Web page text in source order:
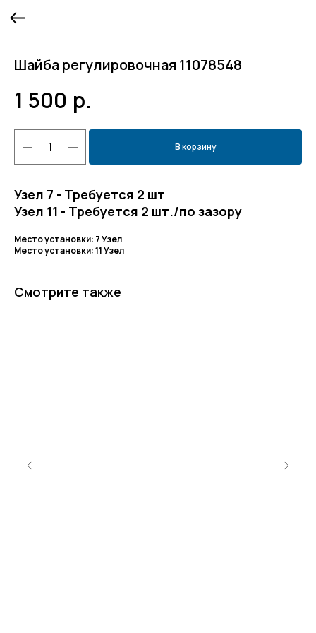
Шайба регулировочная 11078548
1 500 р.
В корзину
Узел 7 - Требуется 2 шт
Узел 11 - Требуется 2 шт./по зазору
Место установки: 7 Узел
Место установки: 11 Узел
Смотрите также